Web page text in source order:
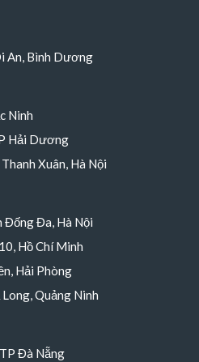
An, Bình Dương
Ninh
Hải Dương
Xuân, Hà Nội
Đống Đa, Hà Nội
Hồ Chí Minh
Hải Phòng
Quảng Ninh
Đà Nẵng